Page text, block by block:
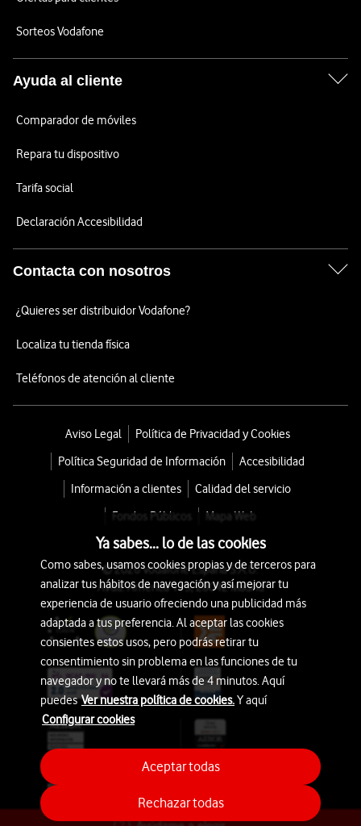
Sorteos Vodafone
Ayuda al cliente
Comparador de móviles
Repara tu dispositivo
Tarifa social
Declaración Accesibilidad
Contacta con nosotros
¿Quieres ser distribuidor Vodafone?
Localiza tu tienda física
Teléfonos de atención al cliente
Aviso Legal
Política de Privacidad y Cookies
Política Seguridad de Información
Accesibilidad
Información a clientes
Calidad del servicio
Fondos Públicos
Mapa Web
© 2026 Vodafone España S.A.U.
Avda. América 115, 28042 Madrid
Ya sabes... lo de las cookies
Como sabes, usamos cookies propias y de terceros para
analizar tus hábitos de navegación y así mejorar tu
experiencia de usuario ofreciendo una publicidad más
adaptada a tus preferencia. Al aceptar las cookies
consientes estos usos, pero podrás retirar tu
consentimiento sin problema en las funciones de tu
navegador y no te llevará más de 4 minutos. Aquí
puedesVer nuestra política de cookies.Y aquí
Configurar cookies
Rechazar todas
Aceptar todas